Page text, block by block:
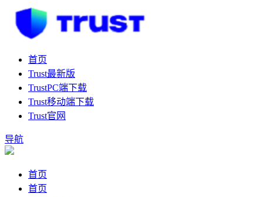
首页
Trust最新版
TrustPC端下载
Trust移动端下载
Trust官网
导航
首页
首页